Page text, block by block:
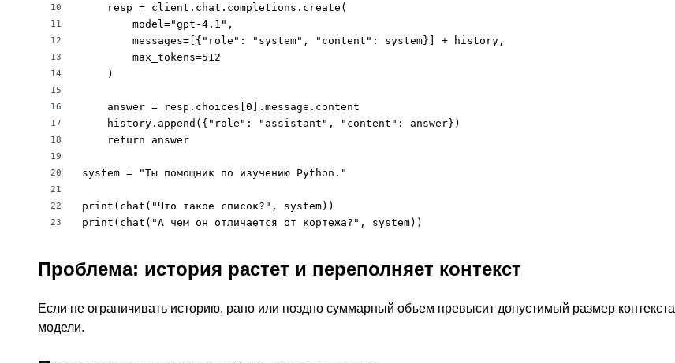
10
11
12
13
14
15
16
17
18
19
20
21
22
23
    resp = client.chat.completions.create(
        model="gpt-4.1",
        messages=[{"role": "system", "content": system}] + history,
        max_tokens=512
    )
    answer = resp.choices[0].message.content
    history.append({"role": "assistant", "content": answer})
    return answer
system = "Ты помощник по изучению Python."
print(chat("Что такое список?", system))
print(chat("А чем он отличается от кортежа?", system))
Проблема: история растет и переполняет контекст
Если не ограничивать историю, рано или поздно суммарный объем превысит допустимый размер контекста
модели.